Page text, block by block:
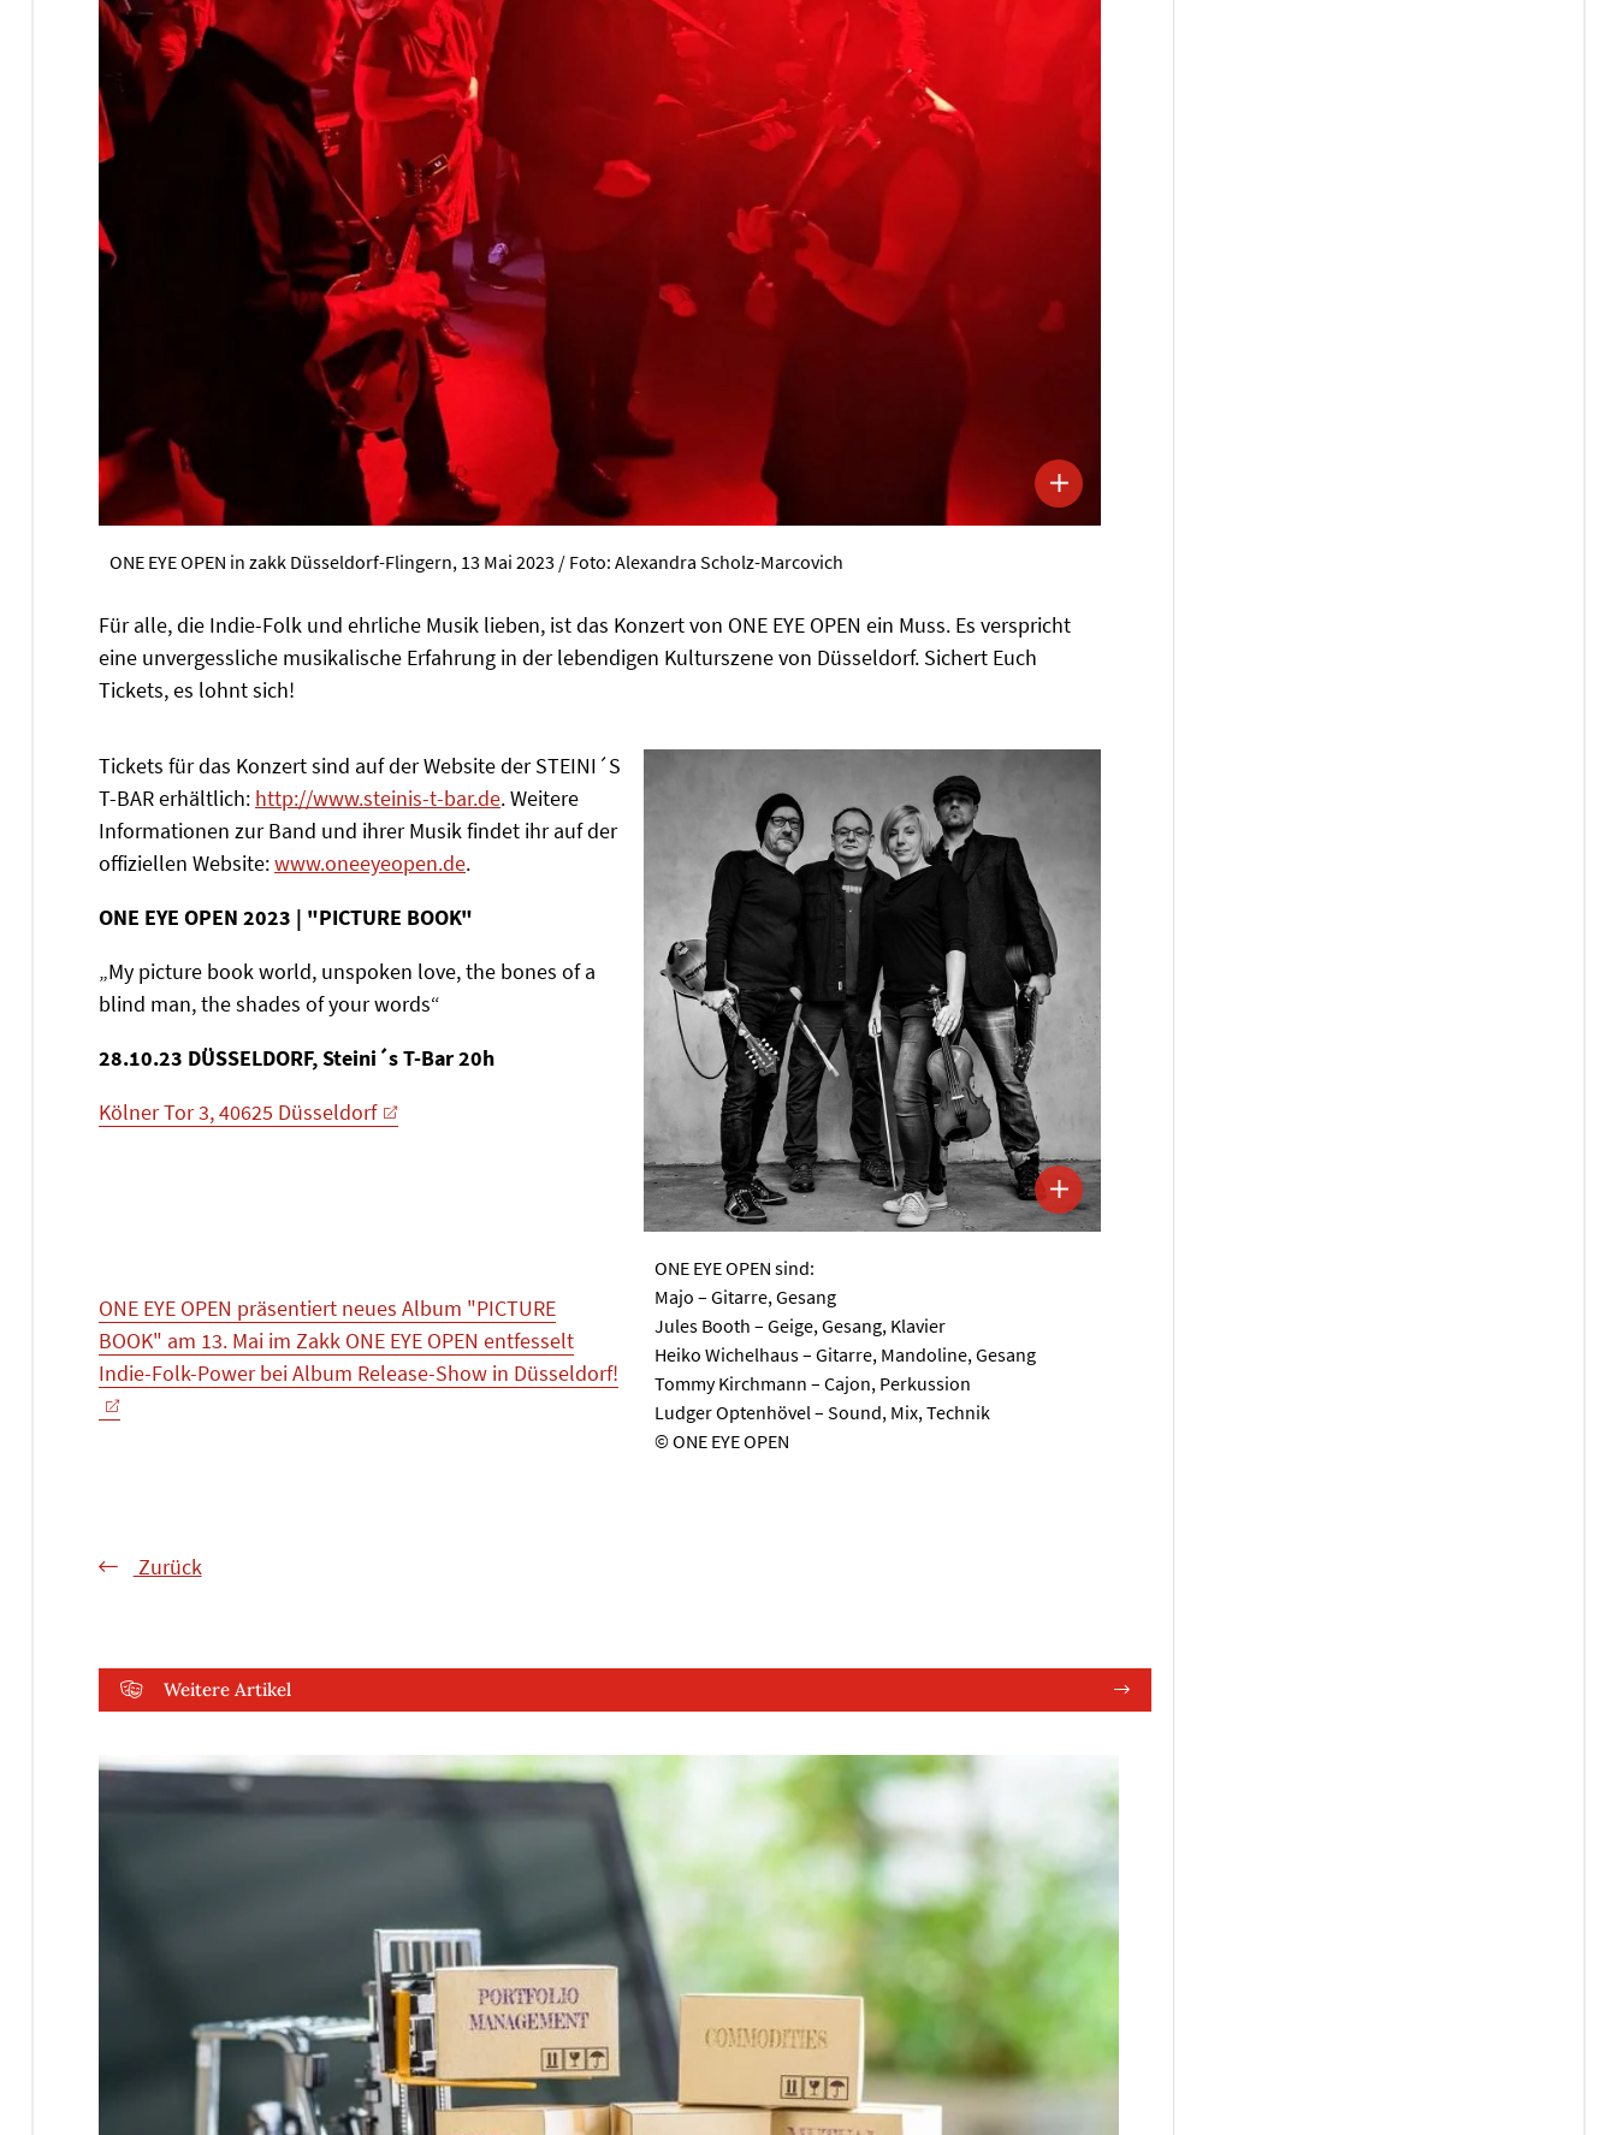
ONE EYE OPEN in zakk Düsseldorf-Flingern, 13 Mai 2023 / Foto: Alexandra Scholz-Marcovich
Für alle, die Indie-Folk und ehrliche Musik lieben, ist das Konzert von ONE EYE OPEN ein Muss. Es verspricht
eine unvergessliche musikalische Erfahrung in der lebendigen Kulturszene von Düsseldorf. Sichert Euch
Tickets, es lohnt sich!
ONE EYE OPEN sind:
Majo – Gitarre, Gesang
Jules Booth – Geige, Gesang, Klavier
Heiko Wichelhaus – Gitarre, Mandoline, Gesang
Tommy Kirchmann – Cajon, Perkussion
Ludger Optenhövel – Sound, Mix, Technik
© ONE EYE OPEN
Tickets für das Konzert sind auf der Website der STEINI´S
T-BAR erhältlich: http://www.steinis-t-bar.de. Weitere
Informationen zur Band und ihrer Musik findet ihr auf der
offiziellen Website:www.oneeyeopen.de.
ONE EYE OPEN 2023 | "PICTURE BOOK"
„My picture book world, unspoken love, the bones of a
blind man, the shades of your words“
28.10.23 DÜSSELDORF, Steini´s T-Bar 20h
Kölner Tor 3, 40625 Düsseldorf
ONE EYE OPEN präsentiert neues Album "PICTURE
BOOK" am 13. Mai im Zakk ONE EYE OPEN entfesselt
Indie-Folk-Power bei Album Release-Show in Düsseldorf!
Zurück
Weitere Artikel